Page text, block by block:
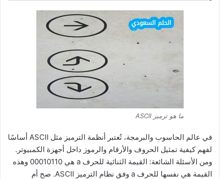
ما هو ترميز ASCII
في عالم الحاسوب والبرمجة، تُعتبر أنظمة الترميز مثل ASCII أساسًا
لفهم كيفية تمثيل الحروف والأرقام والرموز داخل أجهزة الكمبيوتر.
ومن الأسئلة الشائعة: القيمة الثنائية للحرف a هي 00010110 وهذه
القيمة هي نفسها للحرف a وفق نظام الترميز ASCII. صح أم